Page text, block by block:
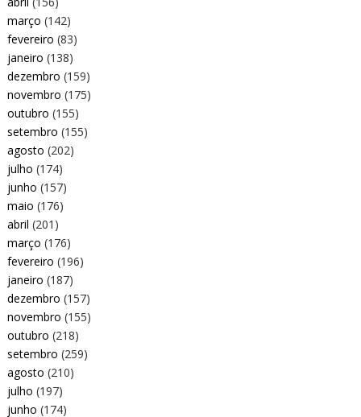
março (142)
fevereiro (83)
janeiro (138)
dezembro (159)
novembro (175)
outubro (155)
setembro (155)
agosto (202)
julho (174)
junho (157)
maio (176)
abril (201)
março (176)
fevereiro (196)
janeiro (187)
dezembro (157)
novembro (155)
outubro (218)
setembro (259)
agosto (210)
julho (197)
junho (174)